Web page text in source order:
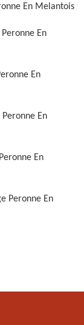
En Melantois
En
En
En
En
Peronne En